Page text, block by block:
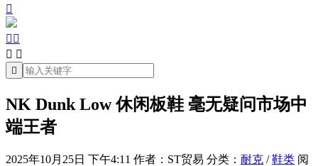

 
 

NK Dunk Low 休闲板鞋 毫无疑问市场中
端王者
2025年10月25日 下午4:11 作者：ST贸易 分类： 耐克 /鞋类 阅